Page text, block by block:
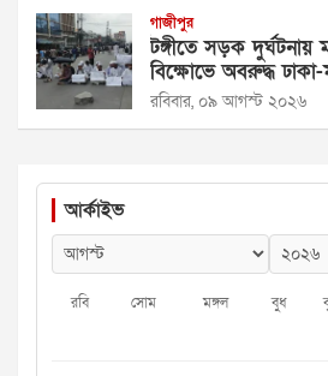
গাজীপুর
টঙ্গীতে সড়ক দুর্ঘটনায়
বিক্ষোভে অবরুদ্ধ
রবিবার, ০৯ আগস্ট ২০২৬
আর্কাইভ
রবি সোম মঙ্গল বুধ